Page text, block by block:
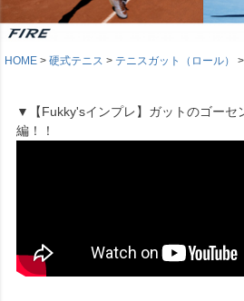
HOME 硬式テニス テニスガット（ロール）
▼【Fukky'sインプレ】ガットのゴーセ
編！！